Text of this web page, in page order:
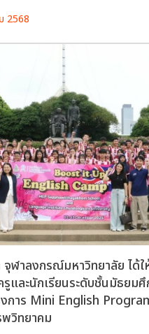
2568
ฬาลงกรณ์มหาวิทยาลัย ได้ใ
และนักเรียนระดับชั้นมัธยม
งการ Mini English
พวิทยาคม